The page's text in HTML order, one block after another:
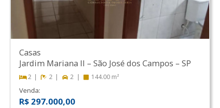
Casas
Jardim Mariana II – São José dos Campos – SP
2 2 2 144.00 m²
Venda:
R$ 297.000,00